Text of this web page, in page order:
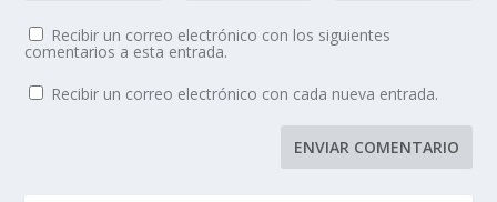
Recibir un correo electrónico con los siguientes
comentarios a esta entrada.
Recibir un correo electrónico con cada nueva entrada.